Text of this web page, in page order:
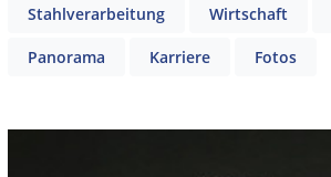
Stahlverarbeitung Wirtschaft
Panorama Karriere Fotos